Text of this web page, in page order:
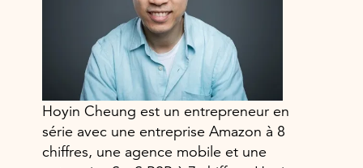
Hoyin Cheung est un entrepreneur en
série avec une entreprise Amazon à 8
chiffres, une agence mobile et une